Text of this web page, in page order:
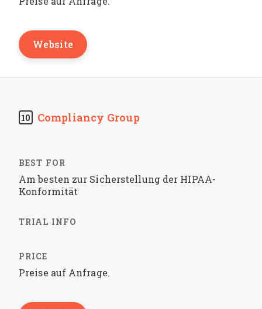
Website
10 Compliancy Group
Am besten zur Sicherstellung der HIPAA-
Konformität
Preise auf Anfrage.